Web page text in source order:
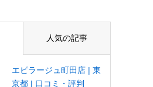
人気の記事
エピラージュ町田店 | 東
京都 | 口コミ・評判